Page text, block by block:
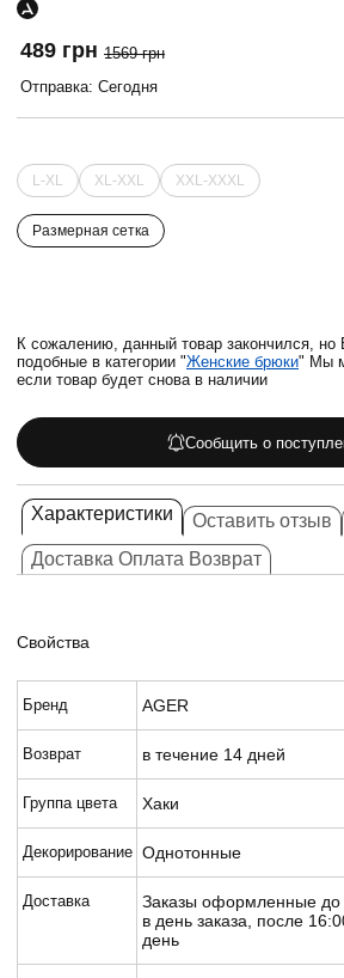
489 грн 1569 грн
Отправка: Сегодня
L-XL XL-XXL XXL-XXXL
Размерная сетка
К сожалению, данный товар закончился,
подобные в категории "Женские брюки" Мы
если товар будет снова в наличии
Сообщить о
Характеристики Оставить отзыв
Доставка Оплата Возврат
Свойства
Бренд AGER
Возврат в течение 14 дней
Группа цвета Хаки
Декорирование Однотонные
Доставка
Заказы оформленные до
в день заказа, после
день